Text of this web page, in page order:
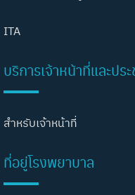
ITA
บริการเจ้าหน้าที่และปร
สำหรับเจ้าหน้าที่
ที่อยู่โรงพยาบาล